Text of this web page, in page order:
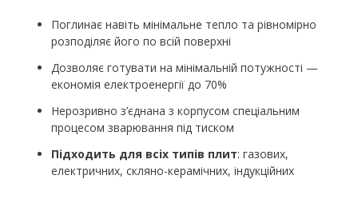
Поглинає навіть мінімальне тепло та рівномірно
розподіляє його по всій поверхні
Дозволяє готувати на мінімальній потужності —
економія електроенергії до 70%
Нерозривно з’єднана з корпусом спеціальним
процесом зварювання під тиском
Підходить для всіх типів плит: газових,
електричних, скляно-керамічних, індукційних